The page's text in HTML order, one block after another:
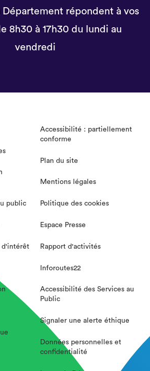
Département répondent à vos
8h30 à 17h30 du lundi au
vendredi
public
d'intérêt
Accessibilité : partiellement
conforme
Plan du site
Mentions légales
Politique des cookies
Espace Presse
Rapport d'activités
Inforoutes22
Accessibilité des Services au
Public
Signaler une alerte éthique
Données personnelles et
confidentialité